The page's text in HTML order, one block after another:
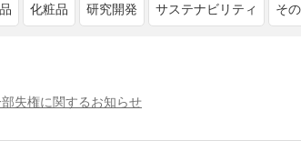
化粧品 研究開発 サステナビリティ そ
失権に関するお知らせ